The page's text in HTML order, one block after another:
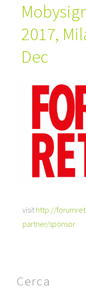
2017,
Dec
visit http://
partner/sponsor
Cerca